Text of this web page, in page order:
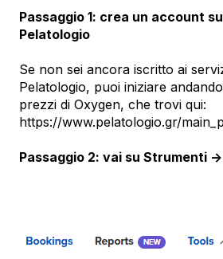
Passaggio 1: crea un account
Pelatologio
Se non sei ancora iscritto ai
Pelatologio, puoi iniziare
prezzi di Oxygen, che trovi qui:
https://www.pelatologio.gr/
Passaggio 2: vai su Strumenti -